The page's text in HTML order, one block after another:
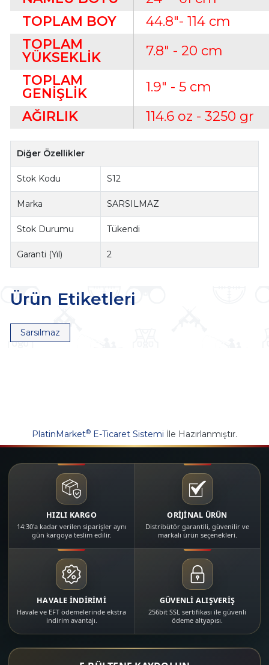
TOPLAM BOY
44.8"- 114 cm
TOPLAM
YÜKSEKLİK
7.8" - 20 cm
TOPLAM
GENİŞLİK
1.9" - 5 cm
AĞIRLIK
114.6 oz - 3250 gr
Diğer Özellikler
Stok Kodu S12
Marka SARSILMAZ
Stok Durumu Tükendi
Garanti (Yıl) 2
Ürün Etiketleri
Sarsılmaz
PlatinMarket® E-Ticaret Sistemi İle Hazırlanmıştır.
HIZLI KARGO
14:30'a kadar verilen siparişler aynı
gün kargoya teslim edilir.
ORİJİNAL ÜRÜN
Distribütör garantili, güvenilir ve
markalı ürün seçenekleri.
HAVALE İNDİRİMİ
Havale ve EFT ödemelerinde ekstra
indirim avantajı.
GÜVENLİ ALIŞVERİŞ
256bit SSL sertifikası ile güvenli
ödeme altyapısı.